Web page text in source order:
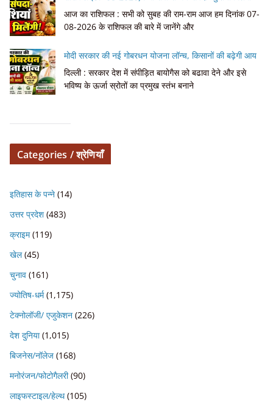
आज का राशिफल : सभी को सुबह की राम-राम आज हम दिनांक 07-
08-2026 के राशिफल की बारे में जानेंगे और
मोदी सरकार की नई गोबरधन योजना लॉन्च, किसानों की बढ़ेगी आय
दिल्ली : सरकार देश में संपीड़ित बायोगैस को बढावा देने और इसे
भविष्य के ऊर्जा स्रोतों का प्रमुख स्तंभ बनाने
Categories / श्रेणियाँ
इतिहास के पन्ने (14)
उत्तर प्रदेश (483)
क्राइम(119)
खेल(45)
चुनाव (161)
ज्योतिष-धर्म(1,175)
टेक्नोलॉजी/ एजुकेशन (226)
देश दुनिया(1,015)
बिजनेस/नॉलेज (168)
मनोरंजन/फोटोगैलरी(90)
लाइफस्टाइल/हेल्थ(105)